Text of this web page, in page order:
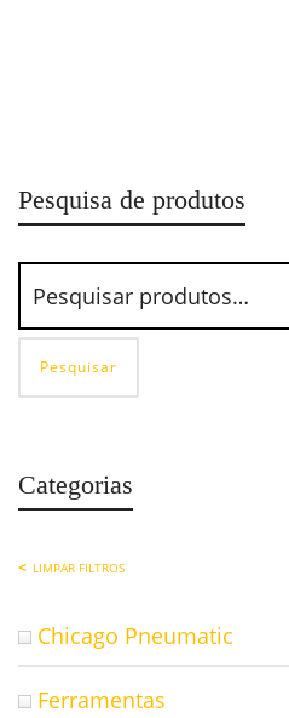
Pesquisa de produtos
Pesquisar
Categorias
LIMPAR FILTROS
Chicago Pneumatic
Ferramentas